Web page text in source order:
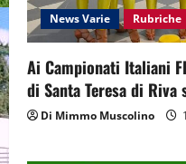
News Varie Rubriche
Ai Campionati Italiani
di Santa Teresa di
Di Mimmo Muscolino